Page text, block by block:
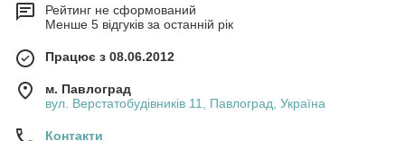
Рейтинг не сформований
Менше 5 відгуків за останній рік
Працює з 08.06.2012
м. Павлоград
вул. Верстатобудівників 11, Павлоград, Україна
Контакти